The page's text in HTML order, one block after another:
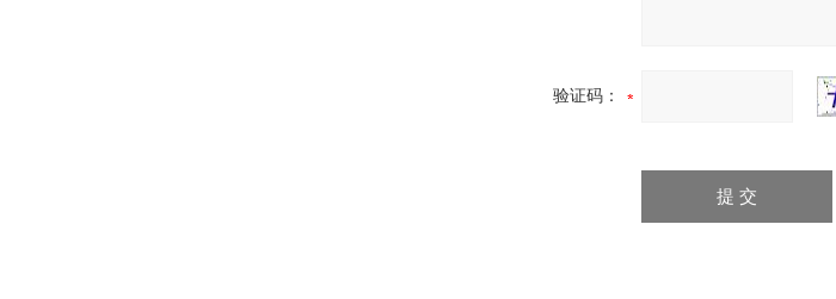
验证码：